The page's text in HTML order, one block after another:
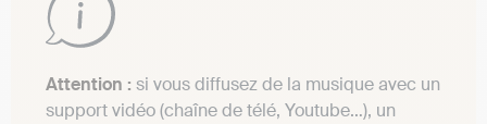
Attention : si vous diffusez de la musique avec un
support vidéo (chaîne de télé, Youtube…), un